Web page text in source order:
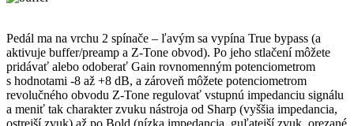
Pedál ma na vrchu 2 spínače – ľavým sa vypína True bypass (a
aktivuje buffer/preamp a Z-Tone obvod). Po jeho stlačení môžete
pridávať alebo odoberať Gain rovnomenným potenciometrom
s hodnotami -8 až +8 dB, a zároveň môžete potenciometrom
revolučného obvodu Z-Tone regulovať vstupnú impedanciu signálu
a meniť tak charakter zvuku nástroja od Sharp (vyššia impedancia,
ostrejší zvuk) až po Bold (nízka impedancia, guľatejší zvuk, orezané